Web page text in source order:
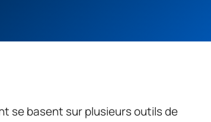
se basent sur plusieurs outils de